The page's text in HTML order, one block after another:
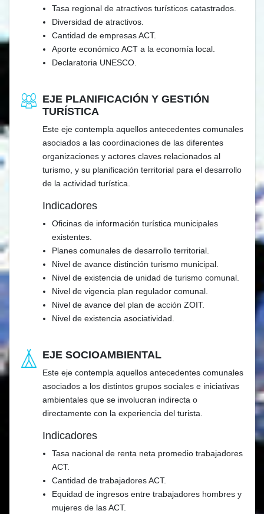
Tasa regional de atractivos turísticos catastrados.
Diversidad de atractivos.
Cantidad de empresas ACT.
Aporte económico ACT a la economía local.
Declaratoria UNESCO.
EJE PLANIFICACIÓN Y GESTIÓN
TURÍSTICA
Este eje contempla aquellos antecedentes comunales
asociados a las coordinaciones de las diferentes
organizaciones y actores claves relacionados al
turismo, y su planificación territorial para el desarrollo
de la actividad turística.
Indicadores
Oficinas de información turística municipales
existentes.
Planes comunales de desarrollo territorial.
Nivel de avance distinción turismo municipal.
Nivel de existencia de unidad de turismo comunal.
Nivel de vigencia plan regulador comunal.
Nivel de avance del plan de acción ZOIT.
Nivel de existencia asociatividad.
EJE SOCIOAMBIENTAL
Este eje contempla aquellos antecedentes comunales
asociados a los distintos grupos sociales e iniciativas
ambientales que se involucran indirecta o
directamente con la experiencia del turista.
Indicadores
Tasa nacional de renta neta promedio trabajadores
ACT.
Cantidad de trabajadores ACT.
Equidad de ingresos entre trabajadores hombres y
mujeres de las ACT.